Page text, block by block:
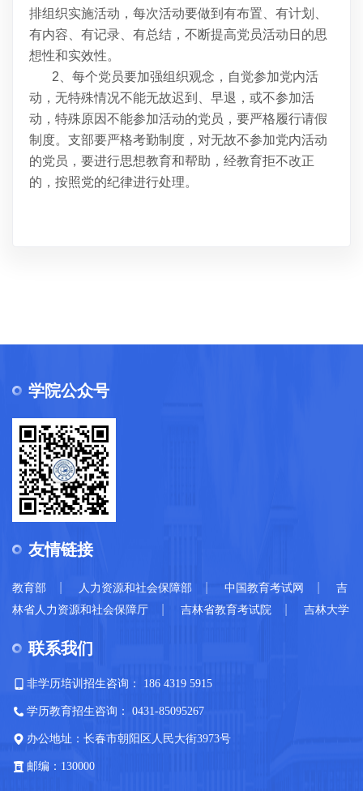
排组织实施活动，每次活动要做到有布置、有计划、
有内容、有记录、有总结，不断提高党员活动日的思
想性和实效性。
2、每个党员要加强组织观念，自觉参加党内活
动，无特殊情况不能无故迟到、早退，或不参加活
动，特殊原因不能参加活动的党员，要严格履行请假
制度。支部要严格考勤制度，对无故不参加党内活动
的党员，要进行思想教育和帮助，经教育拒不改正
的，按照党的纪律进行处理。
学院公众号
友情链接
教育部 人力资源和社会保障部 中国教育考试网
吉
林省人力资源和社会保障厅
吉林省教育考试院 吉林大学
联系我们
非学历培训招生咨询： 186 4319 5915
学历教育招生咨询： 0431-85095267
办公地址：长春市朝阳区人民大街3973号
邮编：130000